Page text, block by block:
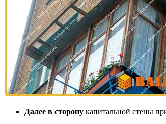
Далее в сторону капитальной стены